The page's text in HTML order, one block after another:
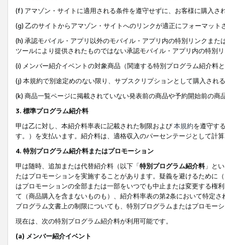
(f) アマゾン・サイトに適用される条件を遵守せずに、お客様に購入さ
(g) 乙のサイトからアマゾン・サイトへのリンクが適正にフォーマッ
(h) 承認モバイル・アプリ以外のモバイル・アプリ内の特別リンクま
ツールにより提供されたものではない承認モバイル・アプリ内の特別
(i) メンバー紹介イベントの対象商品（関連する特別プログラム紹介料
(j) 本規約で別途定めのない限り、サブスクリプションとして購入され
(k) 商品一覧ページに掲載されていない発表前の商品や予約開始前の商
3. 標準プログラム紹介料
甲は乙に対し、本紹介料率表に記載された制限および本規約を遵守す
す。）を支払います。紹介料は、適格収入のパーセンテージとして計
4. 特別プログラム紹介料またはプロモーション
甲は随時、追加または代替紹介料（以下「特別プログラム紹介料」と
たはプロモーションを実施することがあります。疑義を避けるために
はプロモーションの全部または一部をいつでも中止または変更する権
て（商品購入を含まないものも）、紹介料率表の第2条において特定
プログラム文書上の制限についても、特別プログラムまたはプロモー
現在は、次の特別プログラム紹介料が利用可能です。
(a) メンバー紹介イベント